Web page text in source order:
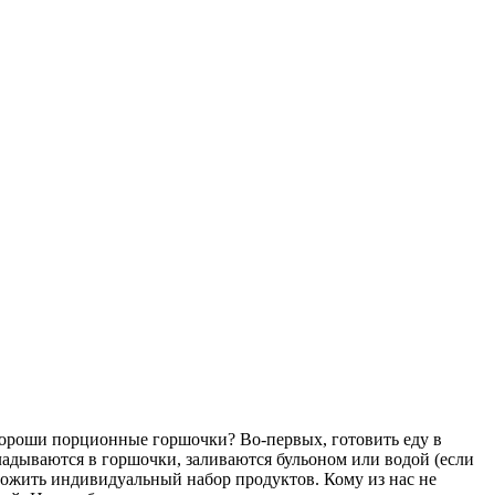
порционные горшочки? Во-первых, готовить еду в
в горшочки, заливаются бульоном или водой (если
индивидуальный набор продуктов. Кому из нас не